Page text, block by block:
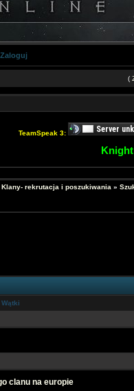
Zaloguj
(
TeamSpeak 3:
Klany- rekrutacja i poszukiwania »
Wątki
clanu na europie